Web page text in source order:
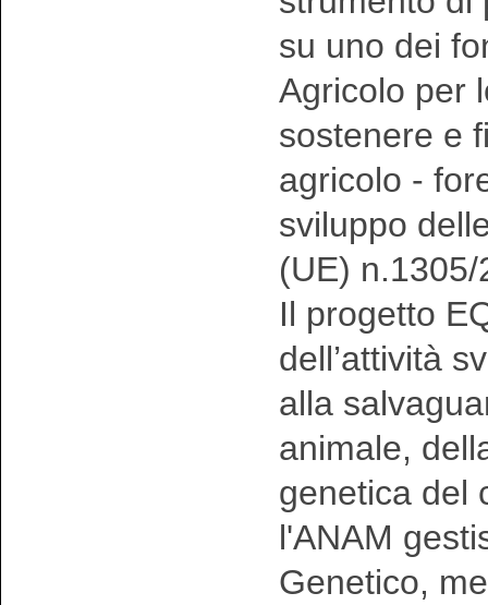
su uno dei
Agricolo per
sostenere e
agricolo -
sviluppo
(UE) n.1305/
Il progetto
dell’attività
alla
animale,
genetica del
l'ANAM
Genetico,